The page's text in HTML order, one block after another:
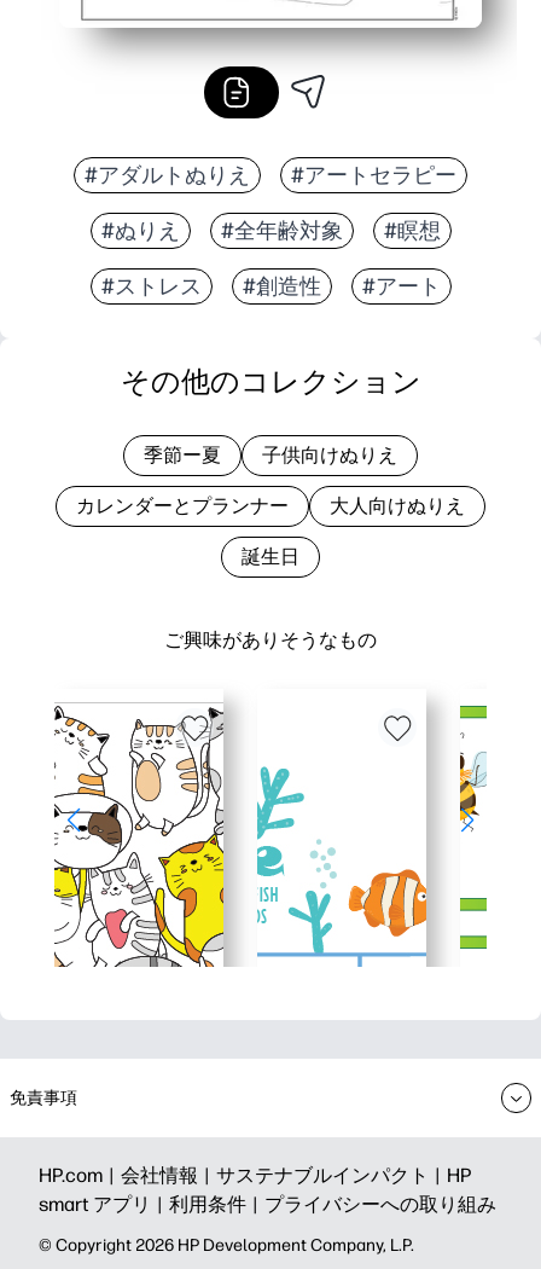
#アダルトぬりえ #アートセラピー
#ぬりえ #全年齢対象 #瞑想
#ストレス #創造性 #アート
ご興味がありそうなもの
その他のコレクション
季節ー夏 子供向けぬりえ
カレンダーとプランナー 大人向けぬりえ
誕生日
免責事項
HP.com | 会社情報 | サステナブルインパクト | HP
smart アプリ | 利用条件 | プライバシーへの取り組み
©️ Copyright 2026 HP Development Company, L.P.